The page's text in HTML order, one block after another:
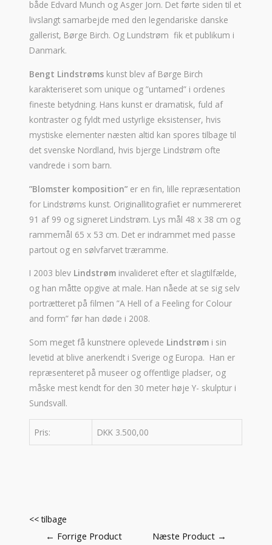
både Edvard Munch og Asger Jorn. Det førte siden til et
livslangt samarbejde med den legendariske danske
gallerist, Børge Birch. Og Lundstrøm fik et publikum i
Danmark.
Bengt Lindstrøms kunst blev af Børge Birch
karakteriseret som unique og ”untamed” i ordenes
fineste betydning. Hans kunst er dramatisk, fuld af
kontraster og fyldt med ustyrlige eksistenser, hvis
mystiske elementer næsten altid kan spores tilbage til
det svenske Nordland, hvis bjerge Lindstrøm ofte
vandrede i som barn.
”Blomster komposition” er en fin, lille repræsentation
for Lindstrøms kunst. Originallitografiet er nummereret
91 af 99 og signeret Lindstrøm. Lys mål 48 x 38 cm og
rammemål 65 x 53 cm. Det er indrammet med passe
partout og en sølvfarvet træramme.
I 2003 blev Lindstrøm invalideret efter et slagtilfælde,
og han måtte opgive at male. Han nåede at se sig selv
portrætteret på filmen ”A Hell of a Feeling for Colour
and form” før han døde i 2008.
Som meget få kunstnere oplevede Lindstrøm i sin
levetid at blive anerkendt i Sverige og Europa. Han er
repræsenteret på museer og offentlige pladser, og
måske mest kendt for den 30 meter høje Y- skulptur i
Sundsvall.
Pris: DKK 3.500,00
<< tilbage
Indlægsnavigation
← Forrige Product Næste Product →